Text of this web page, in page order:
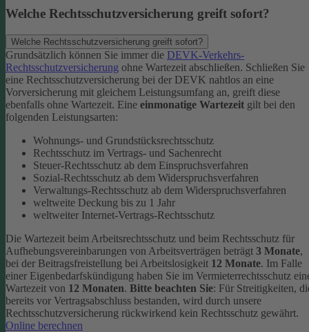
Welche Rechtsschutzversicherung greift sofort?
Welche Rechtsschutzversicherung greift sofort?
Grundsätzlich können Sie immer die DEVK-Verkehrs-
Rechtsschutzversicherung ohne Wartezeit abschließen. Schließen Sie
eine Rechtsschutzversicherung bei der DEVK nahtlos an eine
Vorversicherung mit gleichem Leistungsumfang an, greift diese
ebenfalls ohne Wartezeit. Eine einmonatige Wartezeit gilt bei den
folgenden Leistungsarten:
Wohnungs- und Grundstücksrechtsschutz
Rechtsschutz im Vertrags- und Sachenrecht
Steuer-Rechtsschutz ab dem Einspruchsverfahren
Sozial-Rechtsschutz ab dem Widerspruchsverfahren
Verwaltungs-Rechtsschutz ab dem Widerspruchsverfahren
weltweite Deckung bis zu 1 Jahr
weltweiter Internet-Vertrags-Rechtsschutz
Die Wartezeit beim Arbeitsrechtsschutz und beim Rechtsschutz für
Aufhebungsvereinbarungen von Arbeitsverträgen beträgt 3 Monate,
bei der Beitragsfreistellung bei Arbeitslosigkeit 12 Monate. Im Falle
einer Eigenbedarfskündigung haben Sie im Vermieterrechtsschutz
Wartezeit von 12 Monaten. Bitte beachten Sie: Für Streitigkeiten,
bereits vor Vertragsabschluss bestanden, wird durch unsere
Rechtsschutzversicherung rückwirkend kein Rechtsschutz gewährt.
Online berechnen